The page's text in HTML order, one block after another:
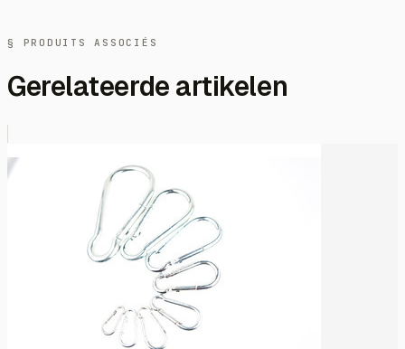
§ PRODUITS ASSOCIÉS
Gerelateerde artikelen